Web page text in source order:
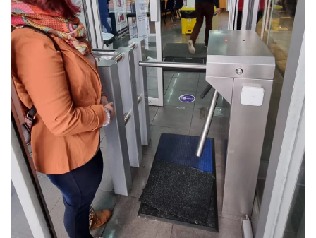
Ver Foto